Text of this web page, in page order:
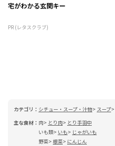
宅がわかる玄関キー
PR (レタスクラブ)
カテゴリ： シチュー・スープ・汁物 スープ
主な食材： 肉 とり肉
とり手羽中
いも類
いも
じゃがいも
野菜 根菜
にんじん